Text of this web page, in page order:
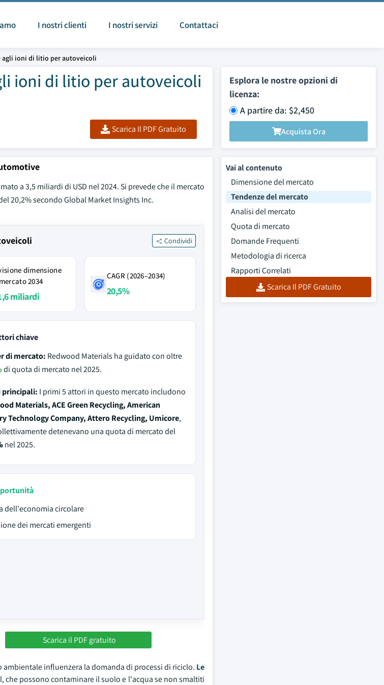
I nostri clienti I nostri servizi Contattaci
agli ioni di litio per autoveicoli
ioni di litio per autoveicoli
Scarica Il PDF Gratuito
Esplora le nostre opzioni di
licenza:
A partire da: $2,450
Acquista Ora
a 3,5 miliardi di USD nel 2024. Si prevede che il mercato
20,2% secondo Global Market Insights Inc.
Condividi
dimensione
2034
miliardi
CAGR (2026–2034)
20,5%
chiave
di mercato: Redwood Materials ha guidato con oltre
di quota di mercato nel 2025.
I primi 5 attori in questo mercato includono
Materials, ACE Green Recycling, American
Technology Company, Attero Recycling, Umicore,
detenevano una quota di mercato del
nel 2025.
dell'economia circolare
dei mercati emergenti
Scarica il PDF gratuito
influenzera la domanda di processi di riciclo. Le
possono contaminare il suolo e l'acqua se non smaltiti
Vai al contenuto
Dimensione del mercato
Tendenze del mercato
Analisi del mercato
Quota di mercato
Domande Frequenti
Metodologia di ricerca
Rapporti Correlati
Scarica Il PDF Gratuito